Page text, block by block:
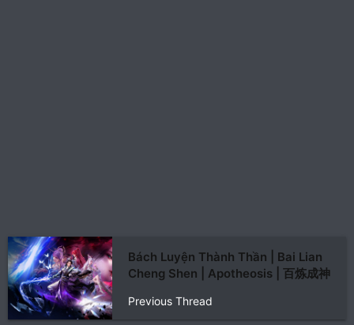
Bách Luyện Thành Thần | Bai Lian
Cheng Shen | Apotheosis | 百炼成神
Previous Thread